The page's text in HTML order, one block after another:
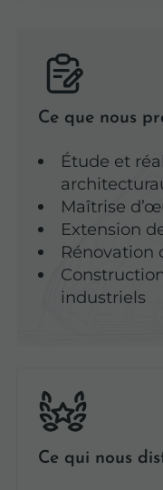
Ce que nous
Étude et
Maîtrise
Extension
Rénovation
industriels
Ce qui nous